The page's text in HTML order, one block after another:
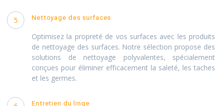
5 Nettoyage des surfaces
Optimisez la propreté de vos surfaces avec les produits
de nettoyage des surfaces. Notre sélection propose des
solutions de nettoyage polyvalentes, spécialement
conçues pour éliminer efficacement la saleté, les taches
et les germes.
Entretien du linge